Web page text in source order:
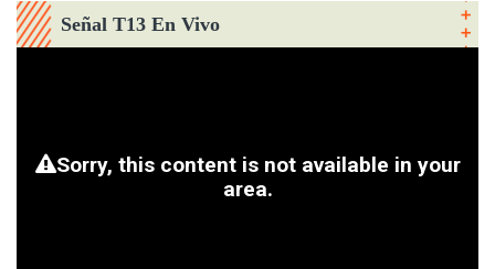
Señal T13 En Vivo